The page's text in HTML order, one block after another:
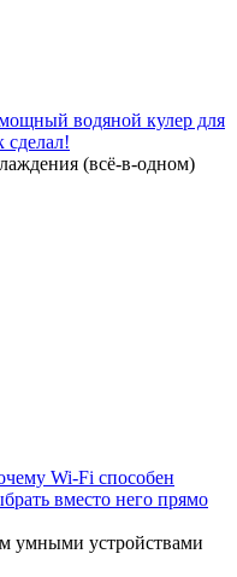
водяной кулер для
(всё-в-одном)
Wi-Fi способен
вместо него прямо
умными устройствами